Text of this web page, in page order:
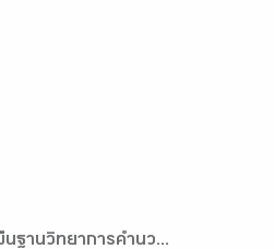
ฐานวิทยาการคำนว...